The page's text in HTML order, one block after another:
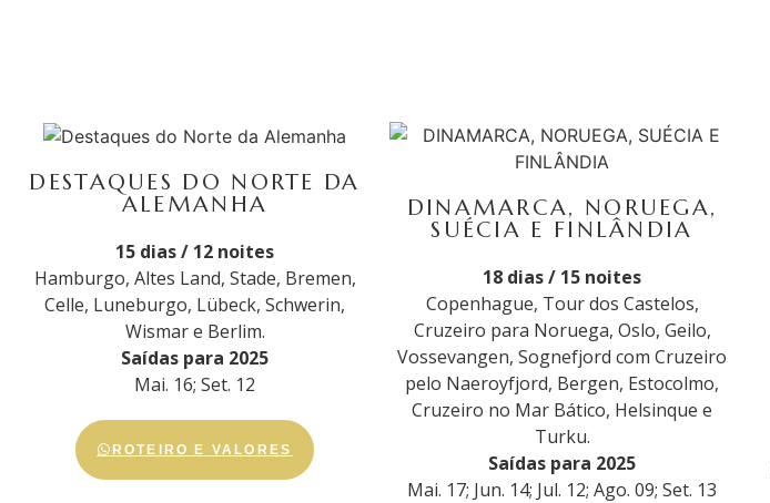
DESTAQUES DO NORTE DA
ALEMANHA
15 dias / 12 noites
Hamburgo, Altes Land, Stade, Bremen,
Celle, Luneburgo, Lübeck, Schwerin,
Wismar e Berlim.
Saídas para 2025
Mai. 16; Set. 12
ROTEIRO E VALORES
DINAMARCA, NORUEGA,
SUÉCIA E FINLÂNDIA
18 dias / 15 noites
Copenhague, Tour dos Castelos,
Cruzeiro para Noruega, Oslo, Geilo,
Vossevangen, Sognefjord com Cruzeiro
pelo Naeroyfjord, Bergen, Estocolmo,
Cruzeiro no Mar Bático, Helsinque e
Turku.
Saídas para 2025
Mai. 17; Jun. 14; Jul. 12; Ago. 09; Set. 13